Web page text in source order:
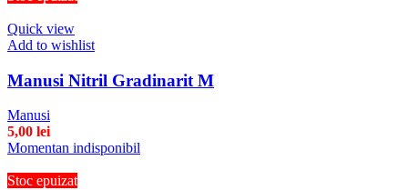
Quick view
Add to wishlist
Manusi Nitril Gradinarit M
Manusi
5,00 lei
Momentan indisponibil
Stoc epuizat